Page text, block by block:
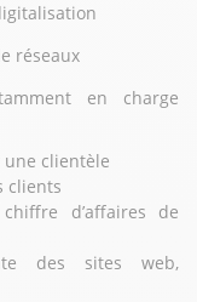
en charge
une clientèle
clients
d’affaires de
des sites web,